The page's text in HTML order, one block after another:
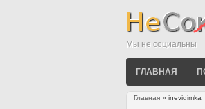
Мы не социальны
ГЛАВНАЯ
Главная » inevidimka